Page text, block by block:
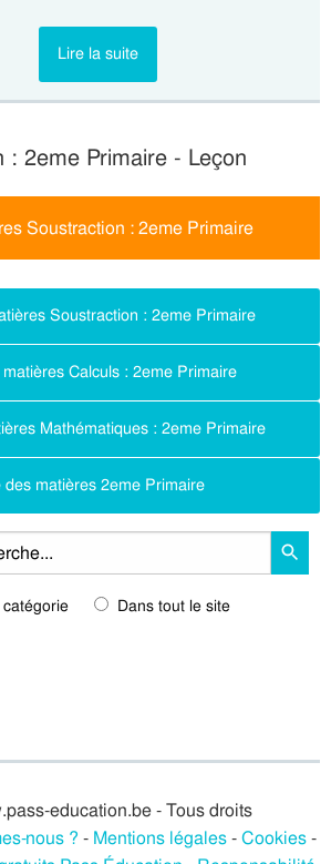
Lire la suite
: 2eme Primaire - Leçon
Soustraction : 2eme Primaire
Soustraction : 2eme Primaire
Calculs : 2eme Primaire
Mathématiques : 2eme Primaire
des matières 2eme Primaire
Dans tout le site
education.be - Tous droits
nous ? - Mentions légales-Cookies-